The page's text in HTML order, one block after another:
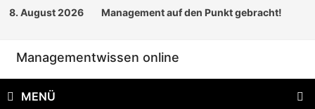
Zum
8. August 2026 Management auf den Punkt gebracht!
Managementwissen online
MENÜ